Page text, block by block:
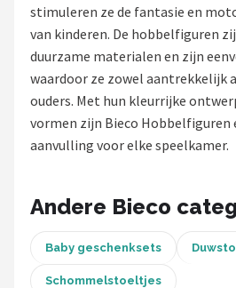
Blokken
Shop
POPULAIRE MERKEN
Chouette-Chouette
Little Dutch
Happy Horse
stimuleren ze de fantasie en
van kinderen. De hobbelfiguren
duurzame materialen en zijn
waardoor ze zowel aantrekkelijk
ouders. Met hun kleurrijke
vormen zijn Bieco Hobbelfiguren
aanvulling voor elke speelkamer.
Andere Bieco
Baby geschenksets
Schommelstoeltjes